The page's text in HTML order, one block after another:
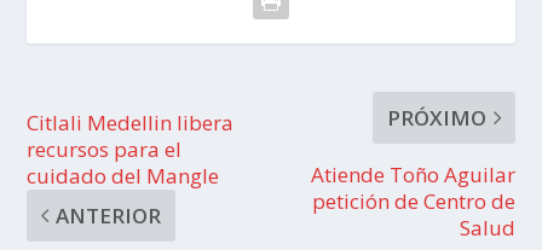
Citlali Medellin libera
recursos para el
cuidado del Mangle
ANTERIOR
PRÓXIMO
Atiende Toño Aguilar
petición de Centro de
Salud